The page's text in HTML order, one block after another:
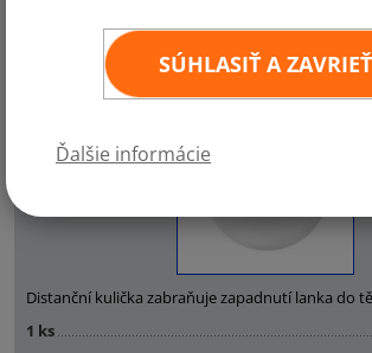
SÚHLASIŤ A ZAVRIEŤ
Ďalšie informácie
Distanční kulička
Distanční kulička zabraňuje zapadnutí lanka do
1 ks